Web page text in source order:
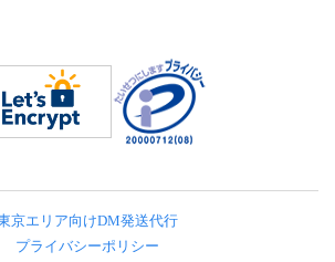
京エリア向けDM発送代行
プライバシーポリシー